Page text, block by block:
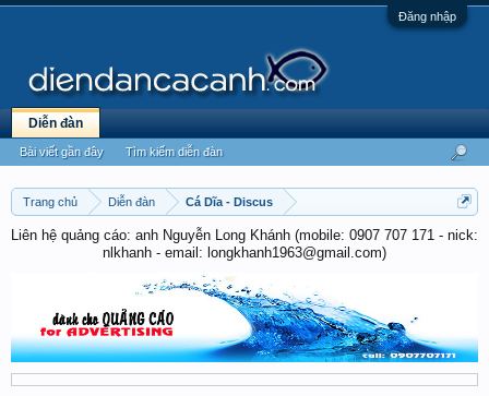
Đăng nhập
Trang chủ Diễn đàn Cá Dĩa - Discus
Liên hệ quảng cáo: anh Nguyễn Long Khánh (mobile: 0907 707 171 - nick:
nlkhanh - email: longkhanh1963@gmail.com)
Diễn đàn
Bài viết gần đây Tìm kiếm diễn đàn